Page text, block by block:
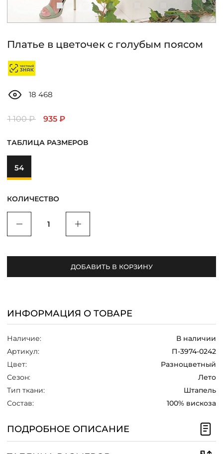
РОЗНИЧНЫМ ПОКУПАТЕЛЯМ
ДОСТАВКА
МОСКВА
+7 (800) 511-35-10
MANAGER@DSTREND.RU
Платье в цветочек с голубым поясом
18 468
1 100 ₽ 935 ₽
ТАБЛИЦА РАЗМЕРОВ
54
КОЛИЧЕСТВО
Уменьшить Увеличить
ДОБАВИТЬ В КОРЗИНУ
ИНФОРМАЦИЯ О ТОВАРЕ
Наличие:
В наличии
Артикул:
П-3974-0242
Цвет:
Разноцветный
Сезон:
Лето
Тип ткани:
Штапель
Состав:
100% вискоза
ПОДРОБНОЕ ОПИСАНИЕ